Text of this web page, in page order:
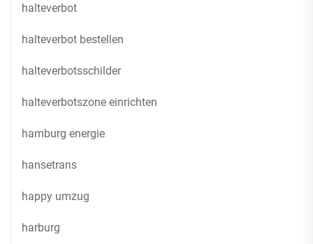
halteverbot
halteverbot bestellen
halteverbotsschilder
halteverbotszone einrichten
hamburg energie
hansetrans
happy umzug
harburg